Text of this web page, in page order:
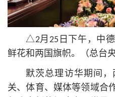
△2月25日下午，中
鲜花和两国旗帜。（总台
默茨总理访华期间
关、体育、媒体等领域合